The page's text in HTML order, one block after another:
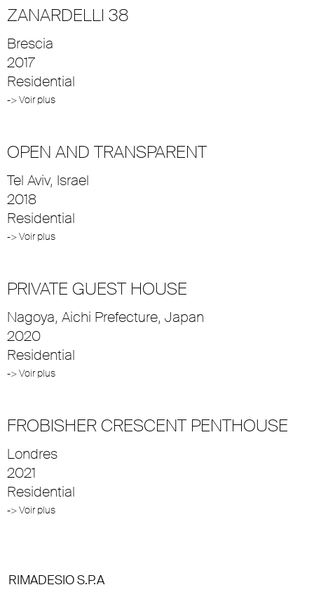
ZANARDELLI 38
Brescia
2017
Residential
-> Voir plus
OPEN AND TRANSPARENT
Tel Aviv, Israel
2018
Residential
-> Voir plus
PRIVATE GUEST HOUSE
Nagoya, Aichi Prefecture, Japan
2020
Residential
-> Voir plus
FROBISHER CRESCENT PENTHOUSE
Londres
2021
Residential
-> Voir plus
RIMADESIO S.P.A